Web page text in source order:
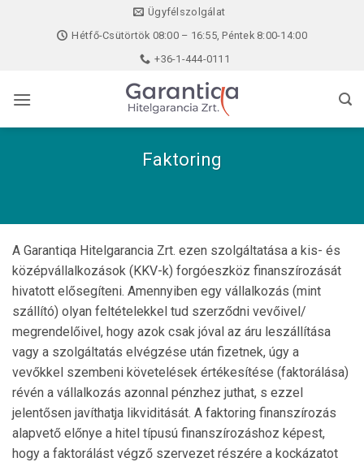
Ügyfélszolgálat
Hétfő-Csütörtök 08:00 – 16:55, Péntek 8:00-14:00
+36-1-444-0111
Faktoring
A Garantiqa Hitelgarancia Zrt. ezen szolgáltatása a kis- és
középvállalkozások (KKV-k) forgóeszköz finanszírozását
hivatott elősegíteni. Amennyiben egy vállalkozás (mint
szállító) olyan feltételekkel tud szerződni vevőivel/
megrendelőivel, hogy azok csak jóval az áru leszállítása
vagy a szolgáltatás elvégzése után fizetnek, úgy a
vevőkkel szembeni követelések értékesítése (faktorálása)
révén a vállalkozás azonnal pénzhez juthat, s ezzel
jelentősen javíthatja likviditását. A faktoring finanszírozás
alapvető előnye a hitel típusú finanszírozáshoz képest,
hogy a faktorálást végző szervezet részére a kockázatot